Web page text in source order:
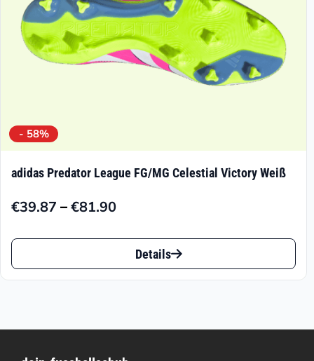
Produktseite
gewählt
- 58%
adidas Predator League FG/MG Celestial Victory Weiß
€39.87 –€81.90
Preisspanne:
€39.87
€81.90
Dieses
Produkt
Details